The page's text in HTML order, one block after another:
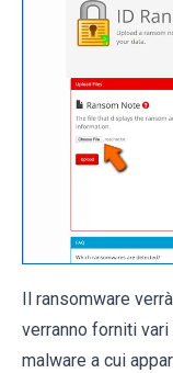
Il ransomware
verranno forniti
malware a cui